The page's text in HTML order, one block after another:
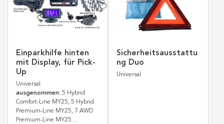
Einparkhilfe hinten
mit Display, für Pick-
Up
Universal
ausgenommen: 5 Hybrid
Comfort-Line MY25, 5 Hybrid
Premium-Line MY25, 7 AWD
Premium-Line MY25 ...
Sicherheitsausstattu
ng Duo
Universal